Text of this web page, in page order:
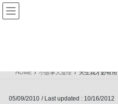
Skip
Skip
HOME 小故事大道理 天生我才必有用
05/09/2010 / Last updated : 10/16/2012